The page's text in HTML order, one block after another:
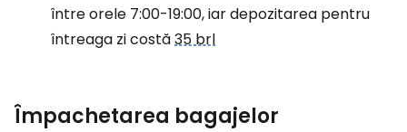
între orele 7:00-19:00, iar depozitarea pentru
întreaga zi costă35 brl
Împachetarea bagajelor